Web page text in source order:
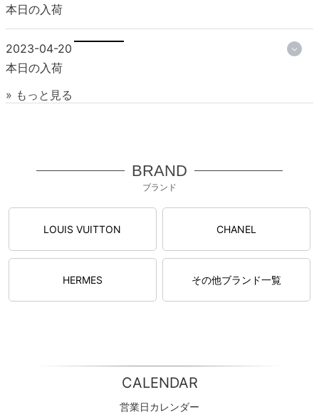
本日の入荷
2023-04-20
本日の入荷
» もっと見る
BRAND
ブランド
LOUIS VUITTON CHANEL
HERMES その他ブランド一覧
CALENDAR
営業日カレンダー